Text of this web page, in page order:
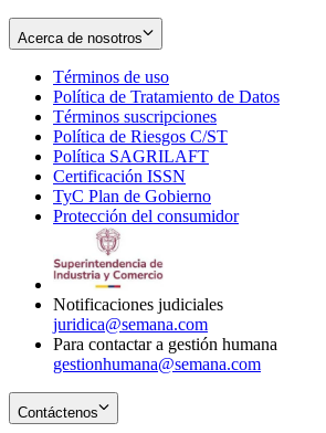
Acerca de nosotros
Términos de uso
in
new
window
Política de Tratamiento de Datos
Términos suscripciones
in
Política de Riesgos C/ST
Política SAGRILAFT
new
window
Certificación ISSN
in
new
TyC Plan de Gobierno
in
Protección del consumidorOpens
Notificaciones judiciales
juridica@semana.com
Para contactar a gestión humana
gestionhumana@semana.com
Contáctenos